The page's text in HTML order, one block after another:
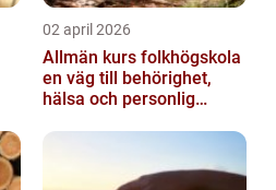
02 april 2026
Allmän kurs folkhögskola
en väg till behörighet,
hälsa och personlig